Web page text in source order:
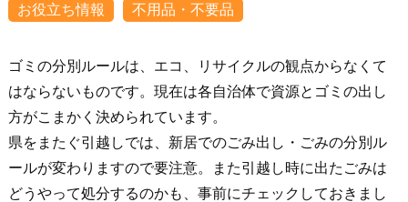
お役立ち情報
不用品・不要品
ゴミの分別ルールは、エコ、リサイクルの観点からなくて
はならないものです。現在は各自治体で資源とゴミの出し
方がこまかく決められています。
県をまたぐ引越しでは、新居でのごみ出し・ごみの分別ル
ールが変わりますので要注意。また引越し時に出たごみは
どうやって処分するのかも、事前にチェックしておきまし